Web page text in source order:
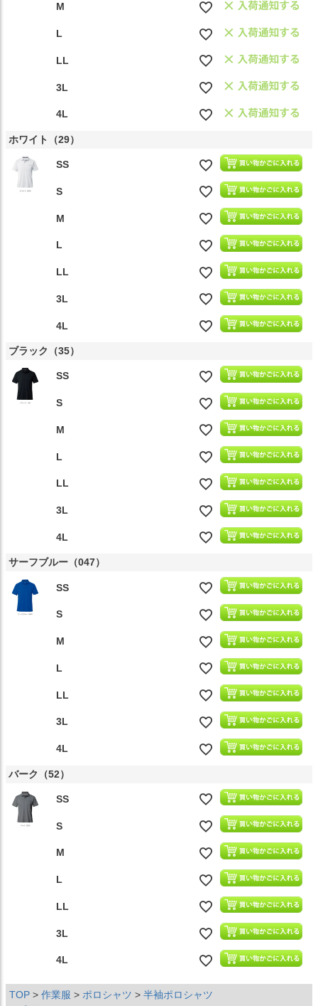
M
L
LL
3L
4L
ホワイト（29）
SS
S
M
L
LL
3L
4L
ブラック（35）
SS
S
M
L
LL
3L
4L
サーフブルー（047）
SS
S
M
L
LL
3L
4L
バーク（52）
SS
S
M
L
LL
3L
4L
TOP 作業服 ポロシャツ
半袖ポロシャツ